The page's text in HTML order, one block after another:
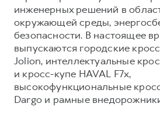
инженерных решений в
окружающей среды,
безопасности. В настоящее
выпускаются городские
Jolion, интеллектуальные
и кросс-купе HAVAL F7x,
высокофункциональные
Dargo и рамные